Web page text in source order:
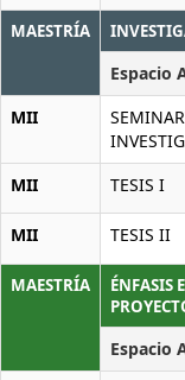
MAESTRÍA
Espacio
MII
MII TESIS I
MII TESIS II
MAESTRÍA
ÉNFASIS
Espacio